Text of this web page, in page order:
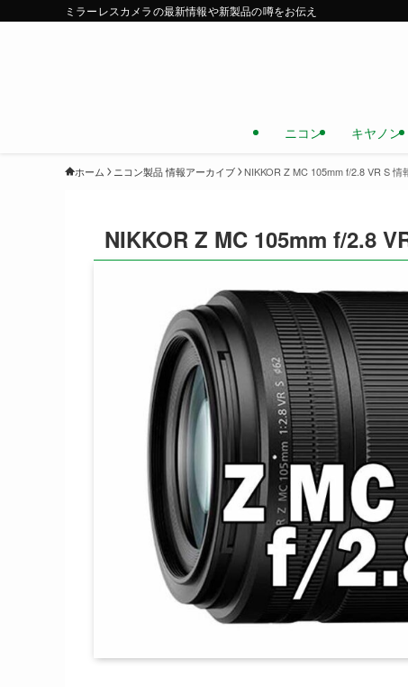
ミラーレスカメラの最新情報や新製品の噂をお伝え
ニコン キヤノン
ホーム ニコン製品 情報アーカイブ NIKKOR Z MC 105mm f/2.8 VR S 情
NIKKOR Z MC 105mm f/2.8